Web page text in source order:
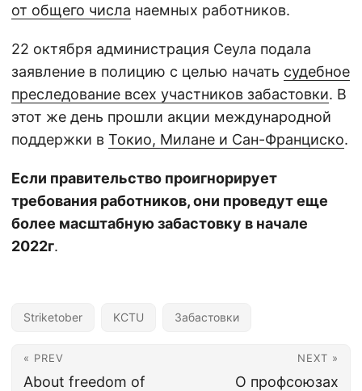
от общего числа наемных работников.
22 октября администрация Сеула подала
заявление в полицию с целью начать судебное
преследование всех участников забастовки. В
этот же день прошли акции международной
поддержки в Токио, Милане и Сан-Франциско.
Если правительство проигнорирует
требования работников, они проведут еще
более масштабную забастовку в начале
2022г.
Striketober KCTU Забастовки
« PREV
About freedom of
NEXT »
О профсоюзах